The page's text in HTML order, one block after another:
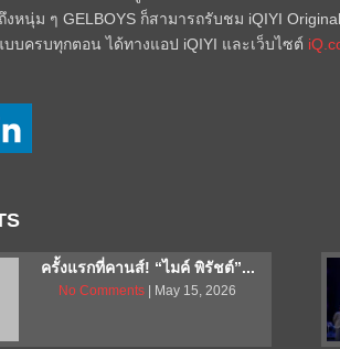
หนุ่ม ๆ GELBOYS ก็สามารถรับชม iQIYI
บบครบทุกตอน ได้ทางแอป iQIYI และเว็บไซต์
ครั้งแรกที่คานส์! “ไมค์ พิรัชต์”...
No Comments | May 15, 2026